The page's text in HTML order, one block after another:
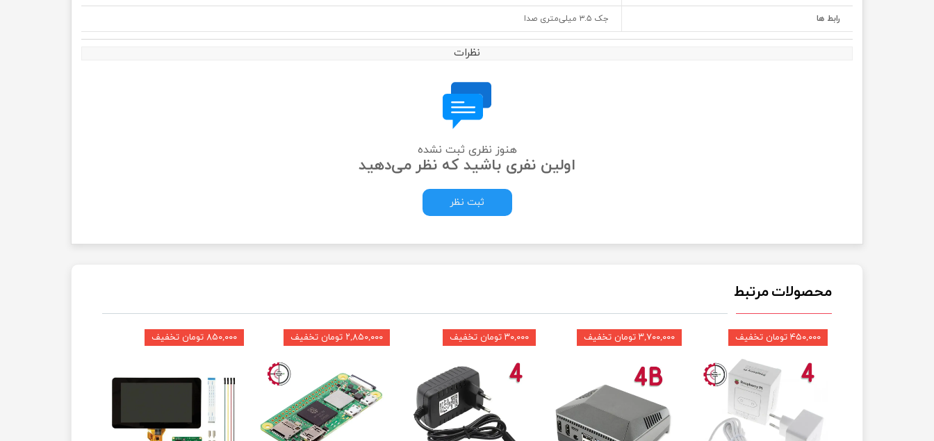
رابط ها جک ۳.۵ میلی‌متری صدا
نظرات
هنوز نظری ثبت نشده
اولین نفری باشید که نظر می‌دهید
ثبت نظر
محصولات مرتبط
۸۵۰,۰۰۰ تومان تخفیف ۲,۸۵۰,۰۰۰ تومان تخفیف ۳۰,۰۰۰ تومان تخفیف ۳,۷۰۰,۰۰۰ تومان تخفیف ۴۵۰,۰۰۰ تومان تخفیف